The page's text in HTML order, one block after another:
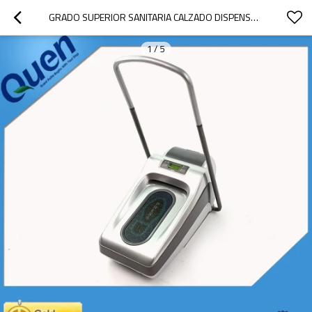
GRADO SUPERIOR SANITARIA CALZADO DISPENSADOR PARA EL HOSPITAL
1/5